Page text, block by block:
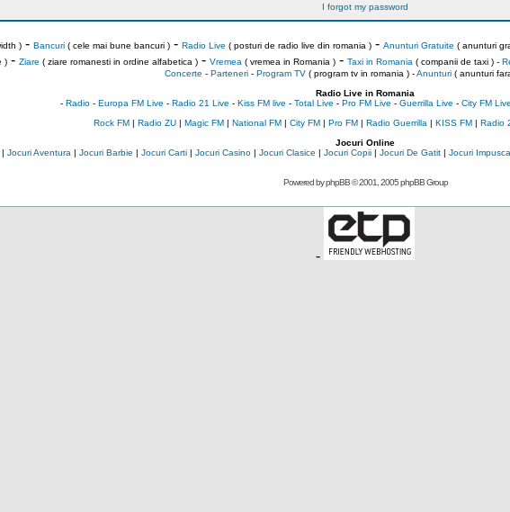
I forgot my password
)- Bancuri( cele mai bune bancuri )- Radio Live ( posturi de radio live din romania )- Anunturi Gratuite ( anunturi
)- Ziare ( ziare romanesti in ordine alfabetica )- Vremea ( vremea in Romania )- Taxi in Romania ( companii de taxi ) -
Concerte - Parteneri- Program TV( program tv in romania )-Anunturi( anunturi
Radio Live in Romania
- Radio- Europa FM Live - Radio 21 Live - Kiss FM live - Total Live - Pro FM Live - Guerrilla Live - City FM Live
Rock FM| Radio ZU| Magic FM| National FM| City FM| Pro FM| Radio Guerrilla | KISS FM| Radio
Jocuri Online
| Jocuri Aventura | Jocuri Barbie | Jocuri Carti| Jocuri Casino| Jocuri Clasice | Jocuri Copii| Jocuri De Gatit| Jocuri
Powered byphpBB© 2001, 2005 phpBB Group
-